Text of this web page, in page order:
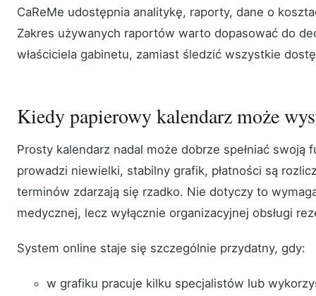
CaReMe udostępnia analitykę, raporty, dane o
Zakres używanych raportów warto dopasować do
właściciela gabinetu, zamiast śledzić wszystkie
Kiedy papierowy kalendarz może
Prosty kalendarz nadal może dobrze spełniać swoją
prowadzi niewielki, stabilny grafik, płatności są
terminów zdarzają się rzadko. Nie dotyczy to
medycznej, lecz wyłącznie organizacyjnej obsługi
System online staje się szczególnie przydatny, gdy:
w grafiku pracuje kilku specjalistów lub